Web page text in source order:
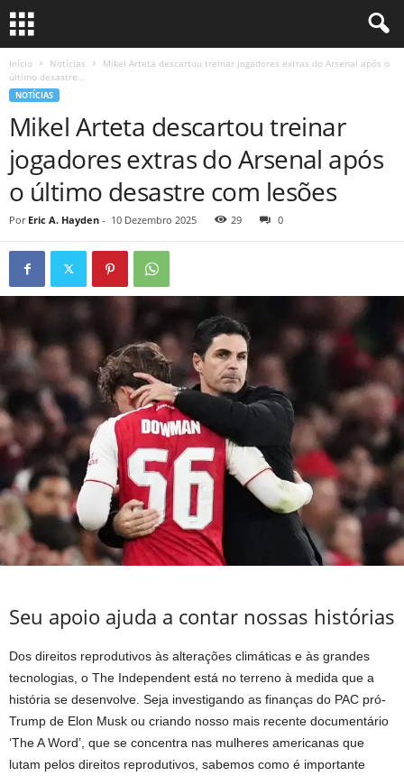
Início Notícias
Mikel Arteta descartou treinar jogadores extras do Arsenal após o
último desastre...
NOTÍCIAS
Mikel Arteta descartou treinar
jogadores extras do Arsenal após
o último desastre com lesões
Por Eric A. Hayden - 10 Dezembro 2025 29 0
Seu apoio ajuda a contar nossas histórias
Dos direitos reprodutivos às alterações climáticas e às grandes
tecnologias, o The Independent está no terreno à medida que a
história se desenvolve. Seja investigando as finanças do PAC pró-
Trump de Elon Musk ou criando nosso mais recente documentário
‘The A Word’, que se concentra nas mulheres americanas que
lutam pelos direitos reprodutivos, sabemos como é importante